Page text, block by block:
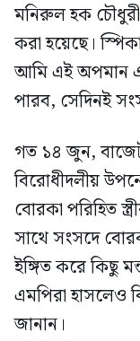
মনিরুল হক
করা হয়েছে।
আমি এই অপমান
পারব, সেদিনই
গত ১৪ জুন,
বিরোধীদলীয়
বোরকা পরিহিত
সাথে সংসদে
ইঙ্গিত করে কিছু
এমপিরা হাসলেও
জানান।